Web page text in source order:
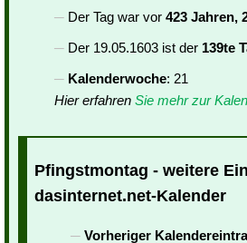
Der Tag war vor 423 Jahren,
Der 19.05.1603 ist der 139te
Kalenderwoche: 21
Hier erfahren Sie mehr zur
Pfingstmontag - weitere
dasinternet.net-Kalender
Vorheriger